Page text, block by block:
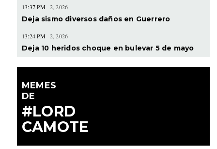
13:37 PM 2, 2026
Deja sismo diversos daños en Guerrero
13:24 PM 2, 2026
Deja 10 heridos choque en bulevar 5 de mayo
MEMES
DE
#LORD
CAMOTE